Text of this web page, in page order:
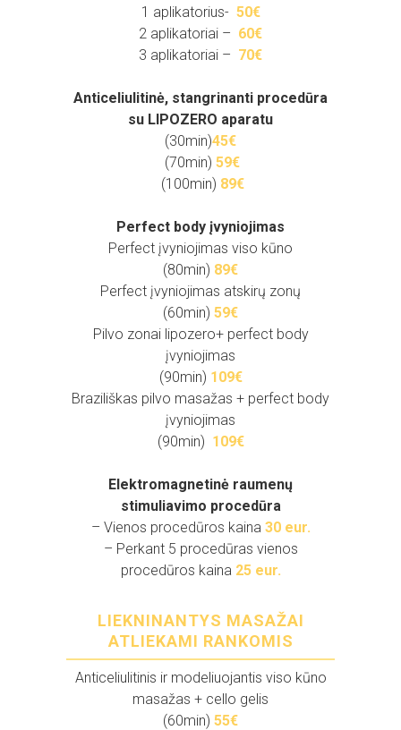
1 aplikatorius- 50€
2 aplikatoriai – 60€
3 aplikatoriai – 70€
Anticeliulitinė, stangrinanti procedūra
su LIPOZERO aparatu
(30min)45€
(70min) 59€
(100min) 89€
Perfect body įvyniojimas
Perfect įvyniojimas viso kūno
(80min) 89€
Perfect įvyniojimas atskirų zonų
(60min) 59€
Pilvo zonai lipozero+ perfect body
įvyniojimas
(90min) 109€
Braziliškas pilvo masažas + perfect body
įvyniojimas
(90min) 109€
Elektromagnetinė raumenų
stimuliavimo procedūra
– Vienos procedūros kaina 30 eur.
– Perkant 5 procedūras vienos
procedūros kaina 25 eur.
LIEKNINANTYS MASAŽAI
ATLIEKAMI RANKOMIS
Anticeliulitinis ir modeliuojantis viso kūno
masažas + cello gelis
(60min) 55€